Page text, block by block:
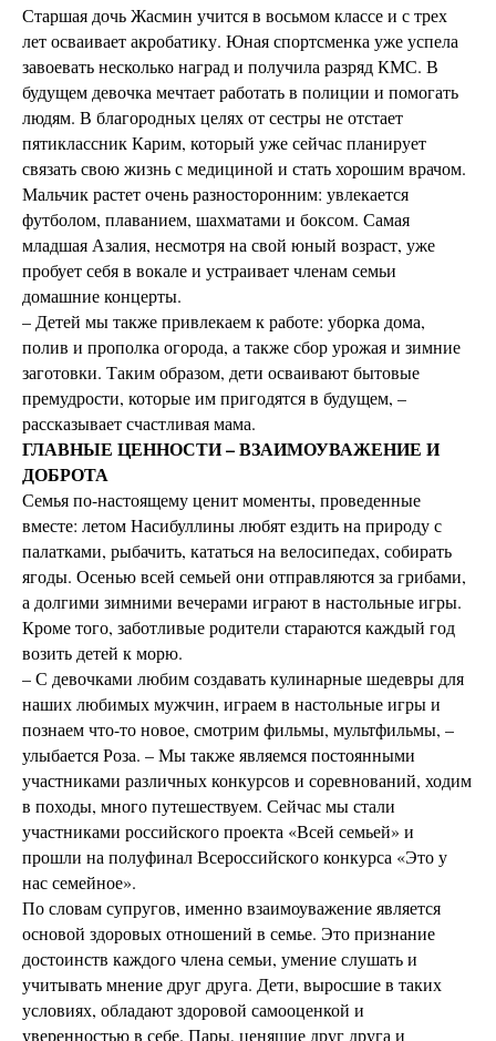
Старшая дочь Жасмин учится в восьмом классе и с трех
лет осваивает акробатику. Юная спортсменка уже успела
завоевать несколько наград и получила разряд КМС. В
будущем девочка мечтает работать в полиции и помогать
людям. В благородных целях от сестры не отстает
пятиклассник Карим, который уже сейчас планирует
связать свою жизнь с медициной и стать хорошим врачом.
Мальчик растет очень разносторонним: увлекается
футболом, плаванием, шахматами и боксом. Самая
младшая Азалия, несмотря на свой юный возраст, уже
пробует себя в вокале и устраивает членам семьи
домашние концерты.
– Детей мы также привлекаем к работе: уборка дома,
полив и прополка огорода, а также сбор урожая и зимние
заготовки. Таким образом, дети осваивают бытовые
премудрости, которые им пригодятся в будущем, –
рассказывает счастливая мама.
ГЛАВНЫЕ ЦЕННОСТИ – ВЗАИМОУВАЖЕНИЕ И
ДОБРОТА
Семья по-настоящему ценит моменты, проведенные
вместе: летом Насибуллины любят ездить на природу с
палатками, рыбачить, кататься на велосипедах, собирать
ягоды. Осенью всей семьей они отправляются за грибами,
а долгими зимними вечерами играют в настольные игры.
Кроме того, заботливые родители стараются каждый год
возить детей к морю.
– С девочками любим создавать кулинарные шедевры для
наших любимых мужчин, играем в настольные игры и
познаем что-то новое, смотрим фильмы, мультфильмы, –
улыбается Роза. – Мы также являемся постоянными
участниками различных конкурсов и соревнований, ходим
в походы, много путешествуем. Сейчас мы стали
участниками российского проекта «Всей семьей» и
прошли на полуфинал Всероссийского конкурса «Это у
нас семейное».
По словам супругов, именно взаимоуважение является
основой здоровых отношений в семье. Это признание
достоинств каждого члена семьи, умение слушать и
учитывать мнение друг друга. Дети, выросшие в таких
условиях, обладают здоровой самооценкой и
уверенностью в себе. Пары, ценящие друг друга и